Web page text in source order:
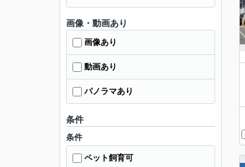
画像・動画あり
画像あり
動画あり
パノラマあり
条件
条件
ペット飼育可